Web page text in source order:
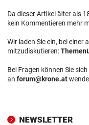
Da dieser Artikel älter als
kein Kommentieren mehr
Wir laden Sie ein, bei
mitzudiskutieren:
Bei Fragen können Sie
an forum@krone.at
NEWSLETTER